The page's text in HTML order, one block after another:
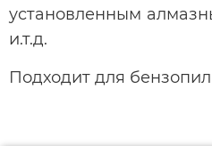
установленным
и.т.д.
Подходит для